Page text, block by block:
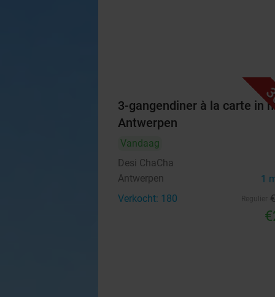
3-gangendiner à la carte in
Antwerpen
Vandaag
Desi ChaCha
Antwerpen 1
Verkocht: 180